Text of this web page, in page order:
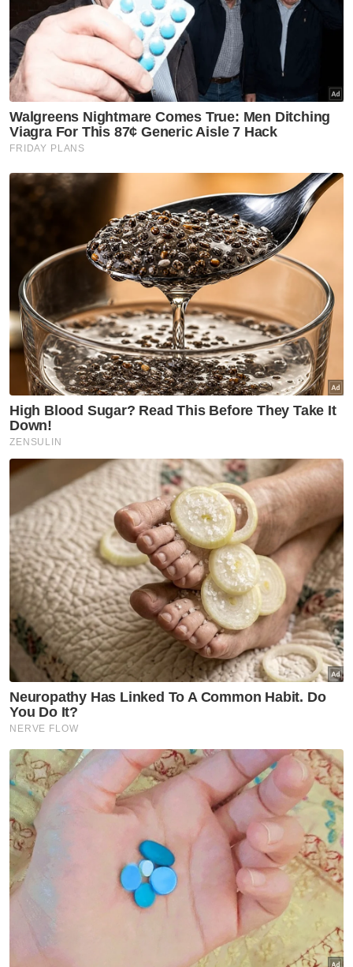
Turut hadir Ketua Pengarah Jakim, Datuk Dr
Sirajuddin Suhaimee; Pengarah Urusan
Watsons Malaysia, Caryn Loh dan Presiden
Wawasanita Malaysia, Dr Norli Alias.
menjadi teras dalam pengembangan jenama
itu ke seluruh Asia Tenggara sebagai simbol
kepercayaan dan keprihatinan selain
memastikan setiap formulasinya
mencerminkan dedikasi terhadap
keselamatan, ketulenan dan keyakinan
pengguna Muslim.
“Bagi kami, halal bukan sekadar logo, ia
merupakan komitmen seumur hidup terhadap
ketulenan, kesejahteraan dan kebaikan
komuniti,” ujarnya.
Makanan halal: Hati, minda dan akhlak anak terjaga
Suap makanan halal sejak bayi
Rezeki halal hidup jadi berkat
Pekerja bertudung bukan ukuran kedai halal
Majlis penghargaan tersebut dianjurkan
bersama Wawasanita Malaysia, sebuah NGO
yang menyokong lebih 14,000 usahawan
wanita dan mereka juga menyatakan
komitmen bersama dalam memperkasa
keyakinan diri serta kesejahteraan wanita
melalui produk halal yang inovatif.